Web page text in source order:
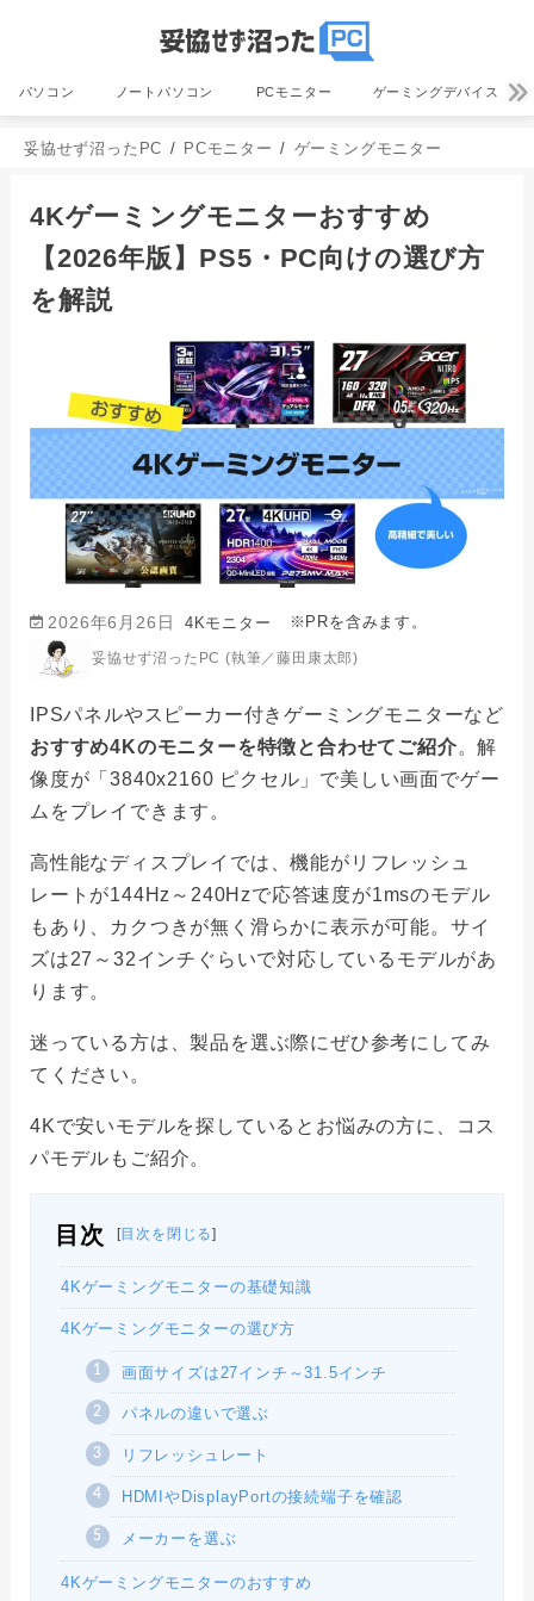
パソコン ノートパソコン PCモニター ゲーミングデバイス
妥協せず沼ったPC PCモニター ゲーミングモニター
4Kゲーミングモニターおすすめ
【2026年版】PS5・PC向けの選び方
を解説
2026年6月26日 4Kモニター ※PRを含みます。
妥協せず沼ったPC (執筆／藤田康太郎)
IPSパネルやスピーカー付きゲーミングモニターなど
おすすめ4Kのモニターを特徴と合わせてご紹介。解
像度が「3840x2160 ピクセル」で美しい画面でゲー
ムをプレイできます。
高性能なディスプレイでは、機能がリフレッシュ
レートが144Hz～240Hzで応答速度が1msのモデル
もあり、カクつきが無く滑らかに表示が可能。サイ
ズは27～32インチぐらいで対応しているモデルがあ
ります。
迷っている方は、製品を選ぶ際にぜひ参考にしてみ
てください。
4Kで安いモデルを探しているとお悩みの方に、コス
パモデルもご紹介。
目次 目次を閉じる
4Kゲーミングモニターの基礎知識
4Kゲーミングモニターの選び方
画面サイズは27インチ～31.5インチ
パネルの違いで選ぶ
リフレッシュレート
HDMIやDisplayPortの接続端子を確認
メーカーを選ぶ
4Kゲーミングモニターのおすすめ